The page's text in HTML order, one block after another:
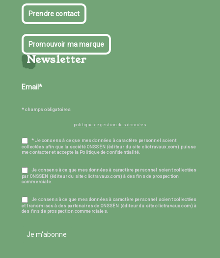
Prendre contact
Promouvoir ma marque
Newsletter
* champs obligatoires
politique de gestion des données
* Je consens à ce que mes données à caractère personnel soient
collectées afin que la société ONSSEN (éditeur du site clictravaux.com) puisse
me contacter et accepte la Politique de confidentialité.
Je consens à ce que mes données à caractère personnel soient collectées
par ONSSEN (éditeur du site clictravaux.com) à des fins de prospection
commerciale.
Je consens à ce que mes données à caractère personnel soient collectées
et transmises à des partenaires de ONSSEN (éditeur du site clictravaux.com) à
des fins de prospection commerciales.
Je m'abonne